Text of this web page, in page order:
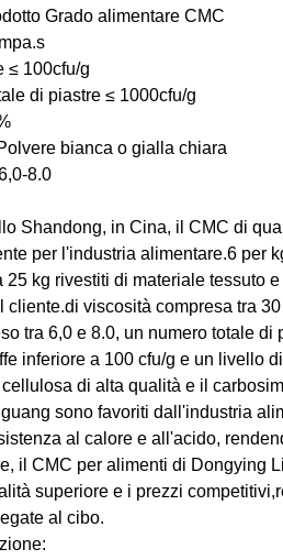
Grado alimentare CMC
≤ 100cfu/g
di piastre ≤ 1000cfu/g
bianca o gialla chiara
8.0
Shandong, in Cina, il CMC di
per l'industria alimentare.6 per
25 kg rivestiti di materiale tessuto
cliente.di viscosità compresa tra
tra 6,0 e 8.0, un numero totale
inferiore a 100 cfu/g e un livello
cellulosa di alta qualità e il
sono favoriti dall'industria
al calore e all'acido,
il CMC per alimenti di Dongying
superiore e i prezzi
al cibo.